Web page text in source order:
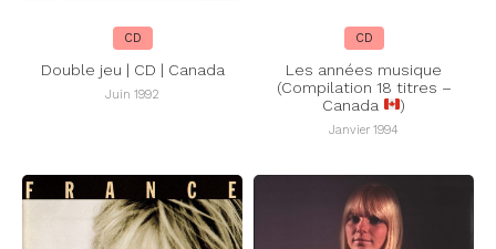
CD
Double jeu | CD | Canada
Juin 1992
CD
Les années musique
(Compilation 18 titres –
Canada
)
Janvier 1994